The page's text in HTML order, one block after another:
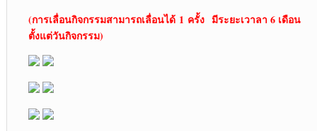
(การเลื่อนกิจกรรมสามารถเลื่อนได้1 ครั้ง มีระยะเวาลา 6 เดือน
ตั้งแต่วันกิจกรรม)